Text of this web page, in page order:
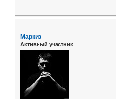
Маркиз
Активный участник